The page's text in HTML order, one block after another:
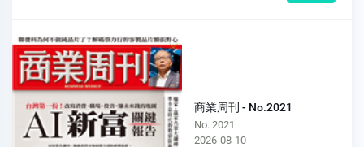
商業周刊 - No.2021
No. 2021
2026-08-10